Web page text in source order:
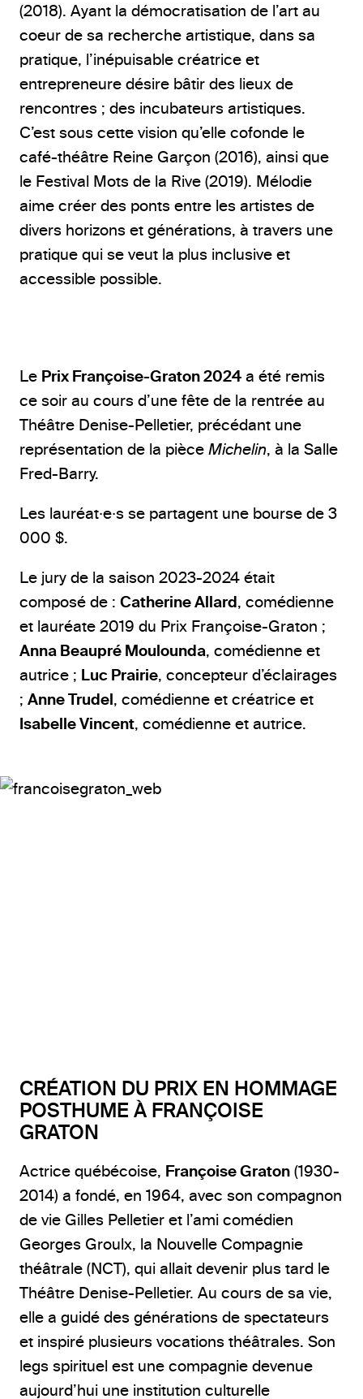
(2018). Ayant la démocratisation de l’art au
coeur de sa recherche artistique, dans sa
pratique, l’inépuisable créatrice et
entrepreneure désire bâtir des lieux de
rencontres ; des incubateurs artistiques.
C’est sous cette vision qu’elle cofonde le
café-théâtre Reine Garçon (2016), ainsi que
le Festival Mots de la Rive (2019). Mélodie
aime créer des ponts entre les artistes de
divers horizons et générations, à travers une
pratique qui se veut la plus inclusive et
accessible possible.
Le Prix Françoise-Graton 2024 a été remis
ce soir au cours d’une fête de la rentrée au
Théâtre Denise-Pelletier, précédant une
représentation de la pièce Michelin, à la Salle
Fred-Barry.
Les lauréat·e·s se partagent une bourse de 3
000 $.
Le jury de la saison 2023-2024 était
composé de : Catherine Allard, comédienne
et lauréate 2019 du Prix Françoise-Graton ;
Anna Beaupré Moulounda, comédienne et
autrice ; Luc Prairie, concepteur d’éclairages
; Anne Trudel, comédienne et créatrice et
Isabelle Vincent, comédienne et autrice.
CRÉATION DU PRIX EN HOMMAGE
POSTHUME À FRANÇOISE
GRATON
Actrice québécoise, Françoise Graton (1930-
2014) a fondé, en 1964, avec son compagnon
de vie Gilles Pelletier et l’ami comédien
Georges Groulx, la Nouvelle Compagnie
théâtrale (NCT), qui allait devenir plus tard le
Théâtre Denise-Pelletier. Au cours de sa vie,
elle a guidé des générations de spectateurs
et inspiré plusieurs vocations théâtrales. Son
legs spirituel est une compagnie devenue
aujourd’hui une institution culturelle